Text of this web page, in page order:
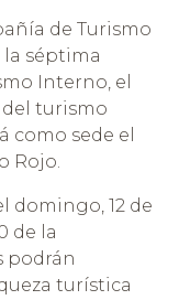
de Turismo
la séptima
Interno, el
turismo
como sede el
Rojo.
domingo, 12 de
de la
podrán
turística